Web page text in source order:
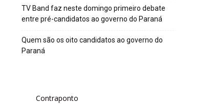
TV Band faz neste domingo primeiro debate
entre pré-candidatos ao governo do Paraná
Quem são os oito candidatos ao governo do
Paraná
Contraponto